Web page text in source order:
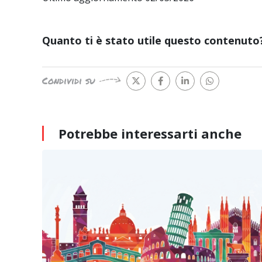
Quanto ti è stato utile questo
Condividi su
Potrebbe interessarti anche